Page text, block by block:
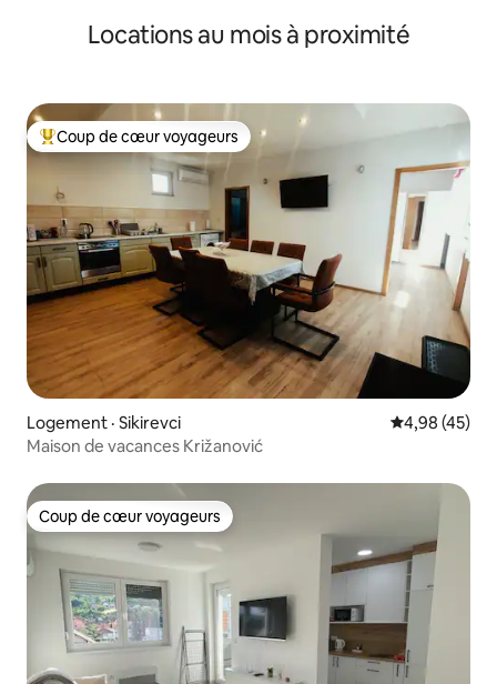
Locations au mois à proximité
Coup de cœur voyageurs parmi les plus aimés
Coup de cœur voyageurs
Logement · Sikirevci Note
4,98 (45)
Maison de vacances Križanović
Coup de cœur voyageurs
Coup de cœur voyageurs